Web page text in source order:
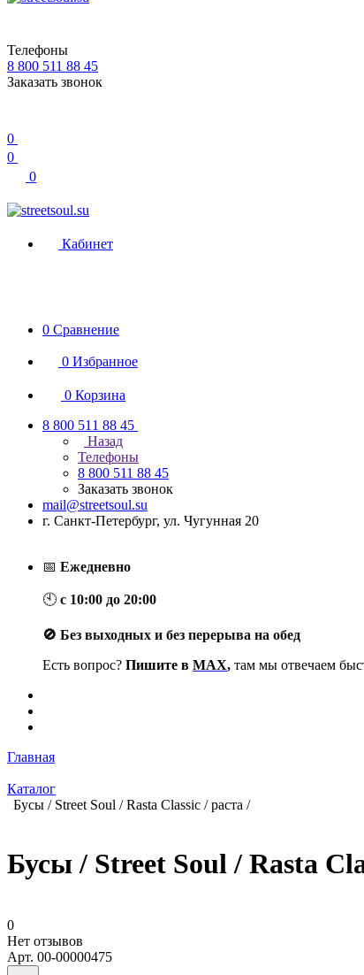
Телефоны
8 800 511 88 45
Заказать звонок
0
0
0
Кабинет
0 Сравнение
0 Избранное
0 Корзина
8 800 511 88 45
Назад
Телефоны
8 800 511 88 45
Заказать звонок
mail@streetsoul.su
г. Санкт-Петербург, ул. Чугунная 20
📅 Ежедневно
🕙 с 10:00 до 20:00
🚫 Без выходных и без перерыва на обед
Есть вопрос? Пишите в MAX, там мы отвечаем
Главная
Каталог
Бусы / Street Soul / Rasta Classic / раста /
Бусы / Street Soul / Rasta
0
Нет отзывов
Арт. 00-00000475